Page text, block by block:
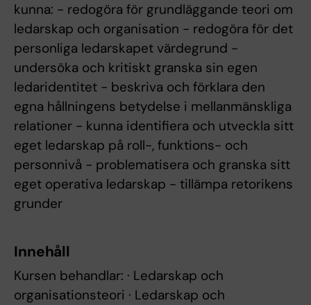
kunna: - redogöra för grundläggande teori om
ledarskap och organisation - redogöra för det
personliga ledarskapet värdegrund -
undersöka och kritiskt granska sin egen
ledaridentitet - beskriva och förklara den
egna hållningens betydelse i mellanmänskliga
relationer - kunna identifiera och utveckla sitt
eget ledarskap på roll-, funktions- och
personnivå - problematisera och granska sitt
eget operativa ledarskap - tillämpa retorikens
grunder
Innehåll
Kursen behandlar: · Ledarskap och
organisationsteori · Ledarskap och